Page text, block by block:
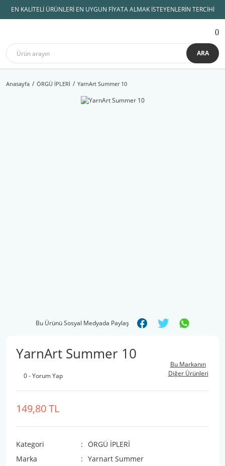
EN KALİTELİ ÜRÜNLERİ EN UYGUN FİYATA ALMAK İSTEYENLERİN TERCİHİ
ARA
Anasayfa ÖRGÜ İPLERİ YarnArt Summer 10
Bu Ürünü Sosyal Medyada Paylaş
YarnArt Summer 10
0 - Yorum Yap
Bu Markanın
Diğer Ürünleri
149,80 TL
Kategori
ÖRGÜ İPLERİ
Marka
Yarnart Summer